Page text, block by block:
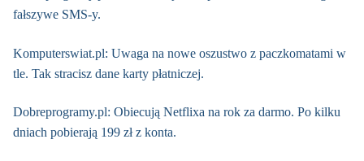
fałszywe SMS-y.
Komputerswiat.pl: Uwaga na nowe oszustwo z paczkomatami w
tle. Tak stracisz dane karty płatniczej.
Dobreprogramy.pl: Obiecują Netflixa na rok za darmo. Po kilku
dniach pobierają 199 zł z konta.